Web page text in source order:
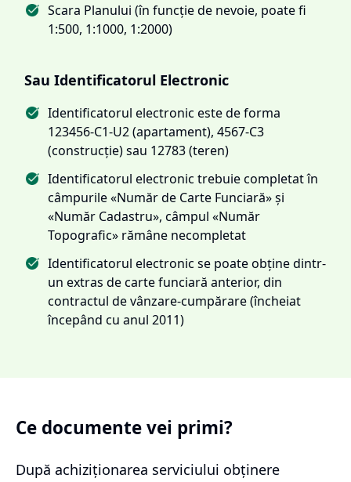
Scara Planului (în funcție de nevoie, poate fi
1:500, 1:1000, 1:2000)
Sau Identificatorul Electronic
Identificatorul electronic este de forma
123456-C1-U2 (apartament), 4567-C3
(construcție) sau 12783 (teren)
Identificatorul electronic trebuie completat în
câmpurile «Număr de Carte Funciară» și
«Număr Cadastru», câmpul «Număr
Topografic» rămâne necompletat
Identificatorul electronic se poate obține dintr-
un extras de carte funciară anterior, din
contractul de vânzare-cumpărare (încheiat
începând cu anul 2011)
Ce documente vei primi?
După achiziționarea serviciului obținere